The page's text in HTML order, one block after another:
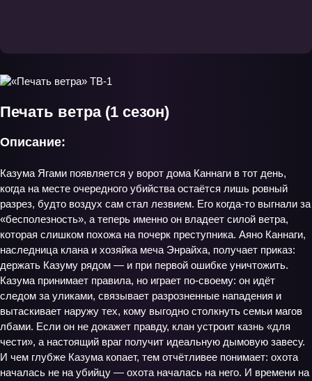
Печать ветра (1 сезон)
Описание:
Казума Ягами появляется у ворот дома Каннаги в тот день,
когда на месте очередного убийства остаётся лишь ровный
разрез, будто воздух сам стал лезвием. Его когда‑то выгнали за
«бесполезность», а теперь именно он владеет силой ветра,
которая слишком похожа на почерк преступника. Аяно Каннаги,
наследница клана и хозяйка меча Энрайха, получает приказ:
держать Казуму рядом — и при первой ошибке уничтожить.
Казума принимает правила, но играет по‑своему: он идёт
следом за уликами, связывает разрозненные нападения и
вытаскивает наружу тех, кому выгодно столкнуть семьи магов
лбами. Если он не докажет правду, клан устроит казнь «для
чести», а настоящий враг получит идеальную дымовую завесу.
И чем глубже Казума копает, тем отчётливее понимает: охота
началась не на убийцу — охота началась на него. И времени на